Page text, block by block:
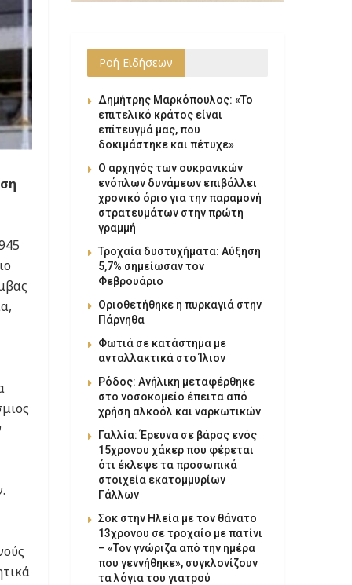
Ροή Ειδήσεων
Δημήτρης Μαρκόπουλος: «Το
επιτελικό κράτος είναι
επίτευγμά μας, που
δοκιμάστηκε και πέτυχε»
Ο αρχηγός των ουκρανικών
ενόπλων δυνάμεων επιβάλλει
χρονικό όριο για την παραμονή
στρατευμάτων στην πρώτη
γραμμή
Τροχαία δυστυχήματα: Αύξηση
5,7% σημείωσαν τον
Φεβρουάριο
Οριοθετήθηκε η πυρκαγιά στην
Πάρνηθα
Φωτιά σε κατάστημα με
ανταλλακτικά στο Ίλιον
Ρόδος: Ανήλικη μεταφέρθηκε
στο νοσοκομείο έπειτα από
χρήση αλκοόλ και ναρκωτικών
Γαλλία: Έρευνα σε βάρος ενός
15χρονου χάκερ που φέρεται
ότι έκλεψε τα προσωπικά
στοιχεία εκατομμυρίων
Γάλλων
Σοκ στην Ηλεία με τον θάνατο
13χρονου σε τροχαίο με πατίνι
– «Τον γνώριζα από την ημέρα
που γεννήθηκε», συγκλονίζουν
τα λόγια του γιατρού